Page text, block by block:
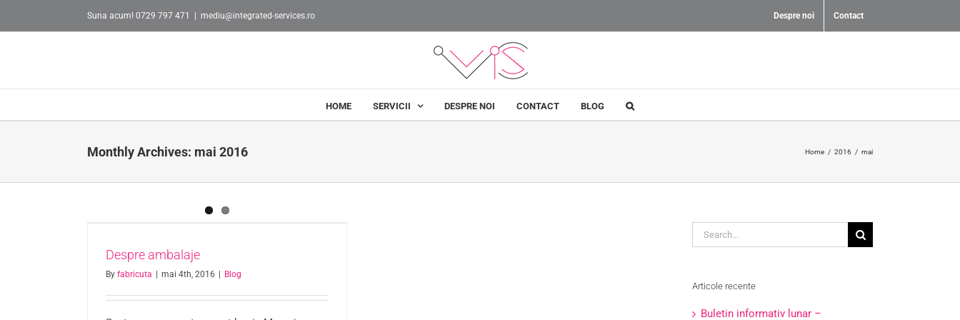
Suna acum! 0729 797 471 mediu@integrated-services.ro Despre noi Contact
HOME SERVICII DESPRE NOI CONTACT BLOG
Monthly Archives: mai 2016 Home / 2016 / mai
Despre ambalaje
By fabricuta mai 4th, 2016 Blog
Search
for:
Articole recente
Buletin informativ lunar –